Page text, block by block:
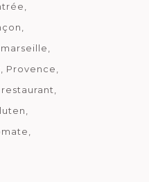
marseille
Provence
restaurant